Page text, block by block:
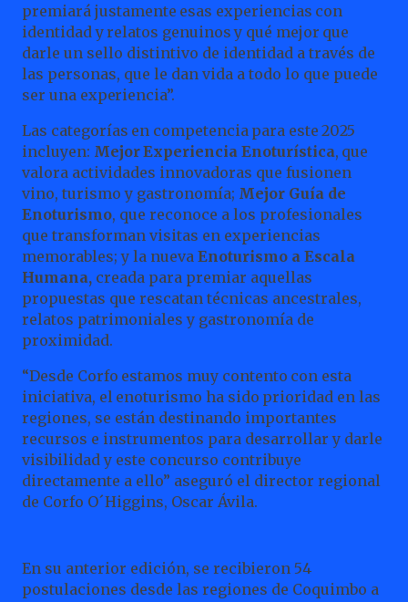
premiará justamente esas experiencias con
identidad y relatos genuinos y qué mejor que
darle un sello distintivo de identidad a través de
las personas, que le dan vida a todo lo que puede
ser una experiencia”.
Las categorías en competencia para este 2025
incluyen: MejorExperiencia Enoturística, que
valora actividades innovadoras que fusionen
vino, turismo y gastronomía; Mejor Guía de
Enoturismo, que reconoce a los profesionales
que transforman visitas en experiencias
memorables; y la nueva Enoturismo a Escala
Humana, creada para premiar aquellas
propuestas que rescatan técnicas ancestrales,
relatos patrimoniales y gastronomía de
proximidad.
“Desde Corfo estamos muy contento con esta
iniciativa, el enoturismo ha sido prioridad en las
regiones, se están destinando importantes
recursos e instrumentos para desarrollar y darle
visibilidad y este concurso contribuye
directamente a ello” aseguró el director regional
de Corfo O´Higgins, Oscar Ávila.
En su anterior edición, se recibieron 54
postulaciones desde las regiones de Coquimbo a